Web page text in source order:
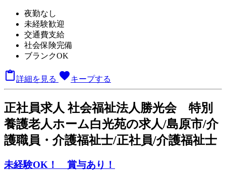
夜勤なし
未経験歓迎
交通費支給
社会保険完備
ブランクOK
詳細を見る favoriteキープする
正社員求人 社会福祉法人勝光会 特別
養護老人ホーム白光苑の求人/島原市/介
護職員・介護福祉士/正社員/介護福祉士
未経験OK！ 賞与あり！